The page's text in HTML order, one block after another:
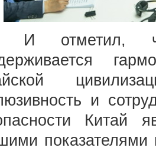
И отметил,
и
Китай